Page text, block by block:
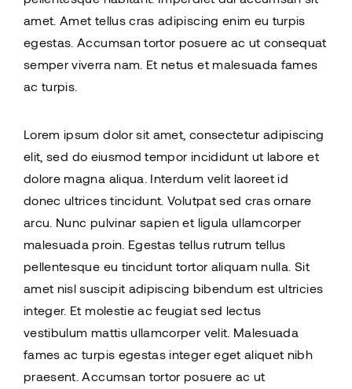
amet. Amet tellus cras adipiscing enim eu turpis
egestas. Accumsan tortor posuere ac ut consequat
semper viverra nam. Et netus et malesuada fames
ac turpis.
Lorem ipsum dolor sit amet, consectetur adipiscing
elit, sed do eiusmod tempor incididunt ut labore et
dolore magna aliqua. Interdum velit laoreet id
donec ultrices tincidunt. Volutpat sed cras ornare
arcu. Nunc pulvinar sapien et ligula ullamcorper
malesuada proin. Egestas tellus rutrum tellus
pellentesque eu tincidunt tortor aliquam nulla. Sit
amet nisl suscipit adipiscing bibendum est ultricies
integer. Et molestie ac feugiat sed lectus
vestibulum mattis ullamcorper velit. Malesuada
fames ac turpis egestas integer eget aliquet nibh
praesent. Accumsan tortor posuere ac ut